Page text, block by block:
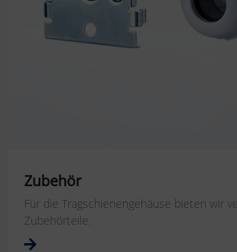
Zubehör
Für die Tragschienengehäuse bieten wir
Zubehörteile.